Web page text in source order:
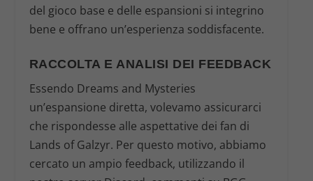
del gioco base e delle espansioni si integrino
bene e offrano un’esperienza soddisfacente.
RACCOLTA E ANALISI DEI FEEDBACK
Essendo Dreams and Mysteries
un’espansione diretta, volevamo assicurarci
che rispondesse alle aspettative dei fan di
Lands of Galzyr. Per questo motivo, abbiamo
cercato un ampio feedback, utilizzando il